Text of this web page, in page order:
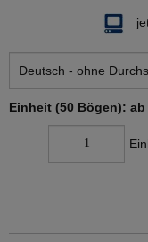
Einheit (50 Bögen): ab